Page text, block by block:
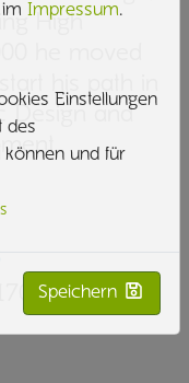
High
he moved
his path in
Design and
1170Vienna,
Impressum.
Einstellungen
des
und für
Speichern